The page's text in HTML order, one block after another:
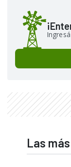
Las